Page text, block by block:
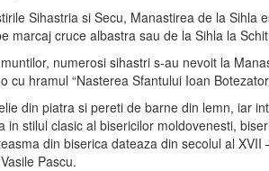
Sihastria si Secu, Manastirea de la
marcaj cruce albastra sau de la Sihla la
numerosi sihastri s-au nevoit la
hramul “Nasterea Sfantului Ioan
din piatra si pereti de barne din lemn, iar
stilul clasic al bisericilor moldovenesti,
din biserica dateaza din secolul al
Pascu.